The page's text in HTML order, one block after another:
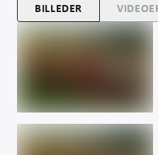
BILLEDER